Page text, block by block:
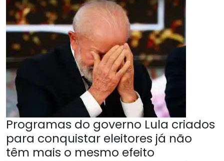
Programas do governo Lula criados
para conquistar eleitores já não
têm mais o mesmo efeito